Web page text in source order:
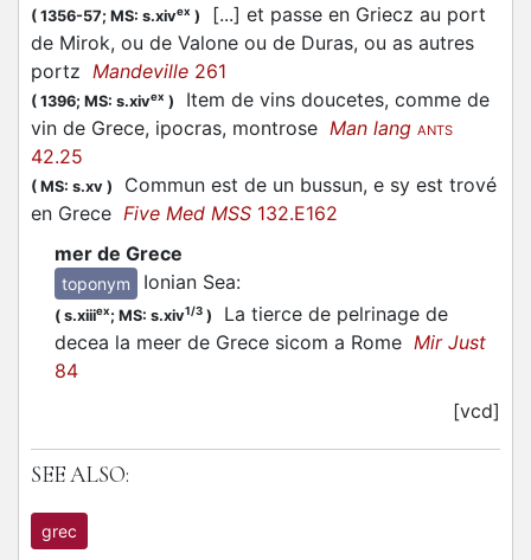
( 1356-57; MS: s.xivex )
[...] et passe en Griecz au port
de Mirok, ou de Valone ou de Duras, ou as autres
portz Mandeville 261
( 1396; MS: s.xivex )
Item de vins doucetes, comme de
vin de Grece, ipocras, montrose Man lang ANTS
42.25
( MS: s.xv )
Commun est de un bussun, e sy est trové
en Grece Five Med MSS 132.E162
mer de Grece
toponym Ionian Sea:
( s.xiiiex; MS: s.xiv1/3 )
La tierce de pelrinage de
decea la meer de Grece sicom a Rome Mir Just
84
[vcd]
SEE ALSO:
grec